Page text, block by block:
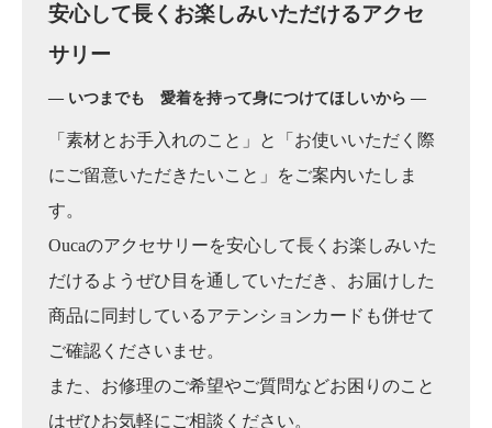
安心して長くお楽しみいただけるアクセ
サリー
― いつまでも 愛着を持って身につけてほしいから ―
「素材とお手入れのこと」と「お使いいただく際
にご留意いただきたいこと」をご案内いたしま
す。
Oucaのアクセサリーを安心して長くお楽しみいた
だけるようぜひ目を通していただき、お届けした
商品に同封しているアテンションカードも併せて
ご確認くださいませ。
また、お修理のご希望やご質問などお困りのこと
はぜひお気軽にご相談ください。